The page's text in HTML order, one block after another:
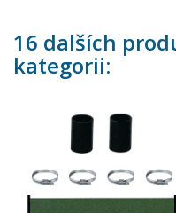
16 dalších
kategorii: